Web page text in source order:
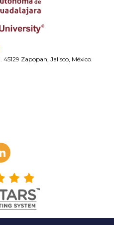
45129 Zapopan, Jalisco, México.